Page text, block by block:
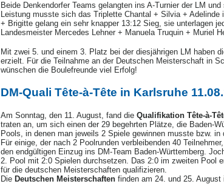
Beide Denkendorfer Teams gelangten ins A-Turnier der LM
Leistung musste sich das Triplette Chantal + Silvia +
+ Brigitte gelang ein sehr knapper 13:12 Sieg, sie unterlagen
Landesmeister Mercedes Lehner + Manuela Truquin + Muriel
Mit zwei 5. und einem 3. Platz bei der diesjährigen LM haben
erzielt. Für die Teilnahme an der Deutschen Meisterschaft in
wünschen die Boulefreunde viel Erfolg!
DM-Quali Tête-à-Tête in Karlsruhe
Am Sonntag, den 11. August, fand die Qualifikation Tête-à-
traten an, um sich einen der 29 begehrten Plätze, die Baden-
Pools, in denen man jeweils 2 Spiele gewinnen musste bzw.
Für einige, der nach 2 Poolrunden verbleibenden 40
den endgültigen Einzug ins DM-Team Baden-Württemberg.
2. Pool mit 2:0 Spielen durchsetzen. Das 2:0 im zweiten Pool
für die deutschen Meisterschaften qualifizieren.
Die Deutschen Meisterschaften finden am 24. und 25.